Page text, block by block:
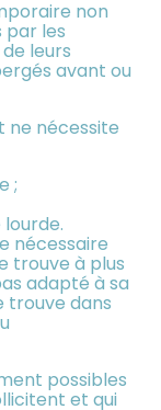
non
par les
leurs
avant ou
ne nécessite
;
nécessaire
trouve à plus
adapté à sa
trouve dans
possibles
et qui